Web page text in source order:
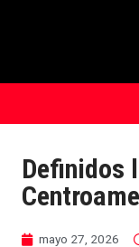
Definidos
mayo 27, 2026